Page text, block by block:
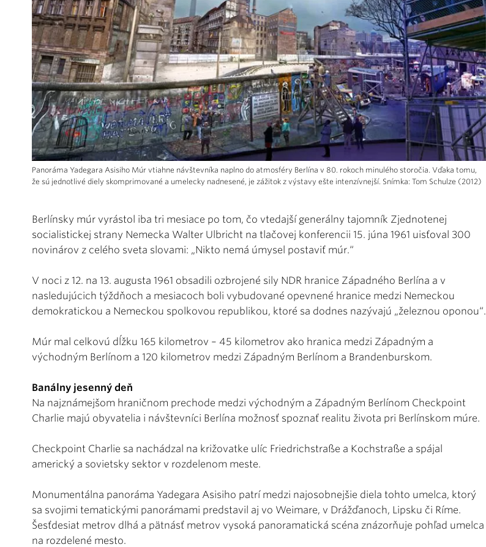
Panoráma Yadegara Asisiho Múr vtiahne návštevníka naplno do atmosféry Berlína v 80. rokoch minulého storočia. Vďaka tomu,
že sú jednotlivé diely skomprimované a umelecky nadnesené, je zážitok z výstavy ešte intenzívnejší. Snímka: Tom Schulze (2012)
Berlínsky múr vyrástol iba tri mesiace po tom, čo vtedajší generálny tajomník Zjednotenej
socialistickej strany Nemecka Walter Ulbricht na tlačovej konferencii 15. júna 1961 uisťoval 300
novinárov z celého sveta slovami: „Nikto nemá úmysel postaviť múr.“
V noci z 12. na 13. augusta 1961 obsadili ozbrojené sily NDR hranice Západného Berlína a v
nasledujúcich týždňoch a mesiacoch boli vybudované opevnené hranice medzi Nemeckou
demokratickou a Nemeckou spolkovou republikou, ktoré sa dodnes nazývajú „železnou oponou“.
Múr mal celkovú dĺžku 165 kilometrov – 45 kilometrov ako hranica medzi Západným a
východným Berlínom a 120 kilometrov medzi Západným Berlínom a Brandenburskom.
Banálny jesenný deň
Na najznámejšom hraničnom prechode medzi východným a Západným Berlínom Checkpoint
Charlie majú obyvatelia i návštevníci Berlína možnosť spoznať realitu života pri Berlínskom múre.
Checkpoint Charlie sa nachádzal na križovatke ulíc Friedrichstraße a Kochstraße a spájal
americký a sovietsky sektor v rozdelenom meste.
Monumentálna panoráma Yadegara Asisiho patrí medzi najosobnejšie diela tohto umelca, ktorý
sa svojimi tematickými panorámami predstavil aj vo Weimare, v Drážďanoch, Lipsku či Ríme.
Šesťdesiat metrov dlhá a pätnásť metrov vysoká panoramatická scéna znázorňuje pohľad umelca
na rozdelené mesto.